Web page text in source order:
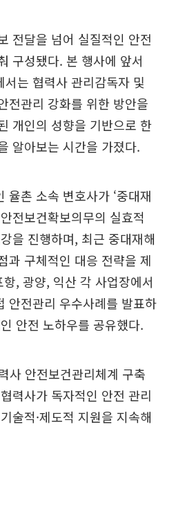
전달을 넘어 실질적인 안전
구성됐다. 본 행사에 앞서
는 협력사 관리감독자 및
전관리 강화를 위한 방안을
개인의 성향을 기반으로 한
알아보는 시간을 가졌다.
율촌 소속 변호사가 ‘중대재
전보건확보의무의 실효적
을 진행하며, 최근 중대재해
과 구체적인 대응 전략을 제
, 광양, 익산 각 사업장에서
안전관리 우수사례를 발표하
안전 노하우를 공유했다.
사 안전보건관리체계 구축
력사가 독자적인 안전 관리
술적·제도적 지원을 지속해